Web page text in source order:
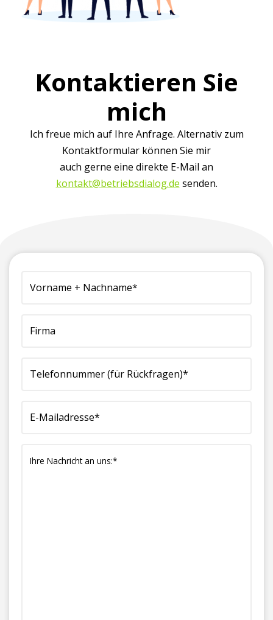
Kontaktieren Sie
mich
Ich freue mich auf Ihre Anfrage. Alternativ zum
Kontaktformular können Sie mir
auch gerne eine direkte E-Mail an
kontakt@betriebsdialog.de senden.
Vorname
Nachname*
Firma
Telefonnummer
Rückfragen)*
E-
(erforderlich)
Ihre
(erforderlich)
(erforderlich)